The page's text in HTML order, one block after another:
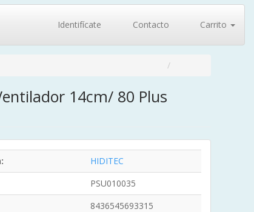
Identifícate Contacto Carrito
14cm/ 80 Plus
HIDITEC
PSU010035
8436545693315